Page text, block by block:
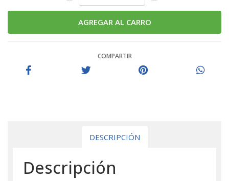
COMPARTIR
DESCRIPCIÓN
Descripción